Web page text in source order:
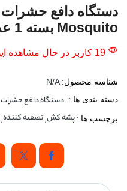
Mosquito بسته 1 عددی
19 کاربر در حال مشاهده این محصول
شناسه محصول: N/A
دسته بندی ها : دستگاه دافع حشرات
برچسب ها :پشه کش تصفیه کننده